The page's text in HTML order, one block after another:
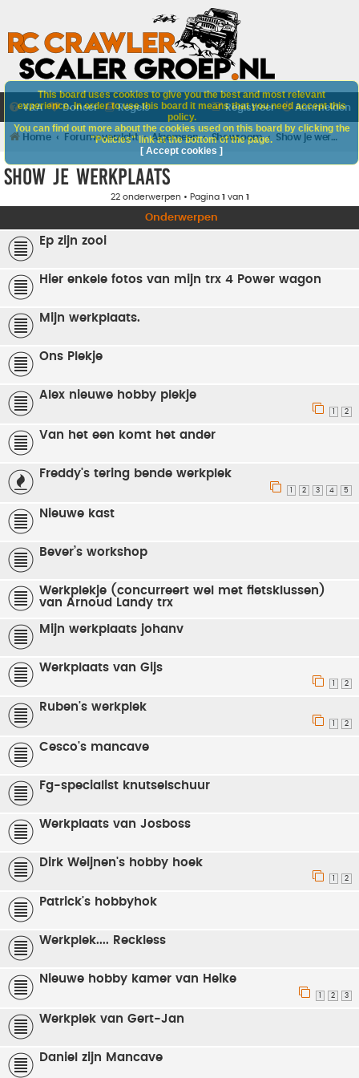
V&A Doneer Regels Aanmelden
Registreer
Home Forumoverzicht Algemeen Showroom Show je werkplaats
Show je werkplaats
22 onderwerpen • Pagina 1 van 1
Onderwerpen
Ep zijn zooi
Hier enkele fotos van mijn trx 4 Power wagon
Mijn werkplaats.
Ons Plekje
Alex nieuwe hobby plekje
2
Van het een komt het ander
Freddy's tering bende werkplek
1 2 3 4 5
Nieuwe kast
Bever’s workshop
Werkplekje (concurreert wel met fietsklussen)
van Arnoud Landy trx
Mijn werkplaats johanv
Werkplaats van Gijs
2
Ruben's werkplek
1 2
Cesco's mancave
Fg-specialist knutselschuur
Werkplaats van Josboss
Dirk Weijnen's hobby hoek
2
Patrick's hobbyhok
Werkplek.... Reckless
Nieuwe hobby kamer van Heike
2 3
Werkplek van Gert-Jan
Daniel zijn Mancave
This board uses cookies to give you the best and most relevant
experience. In order to use this board it means that you need accept this
policy.
You can find out more about the cookies used on this board by clicking the
"Policies" link at the bottom of the page.
[ Accept cookies ]